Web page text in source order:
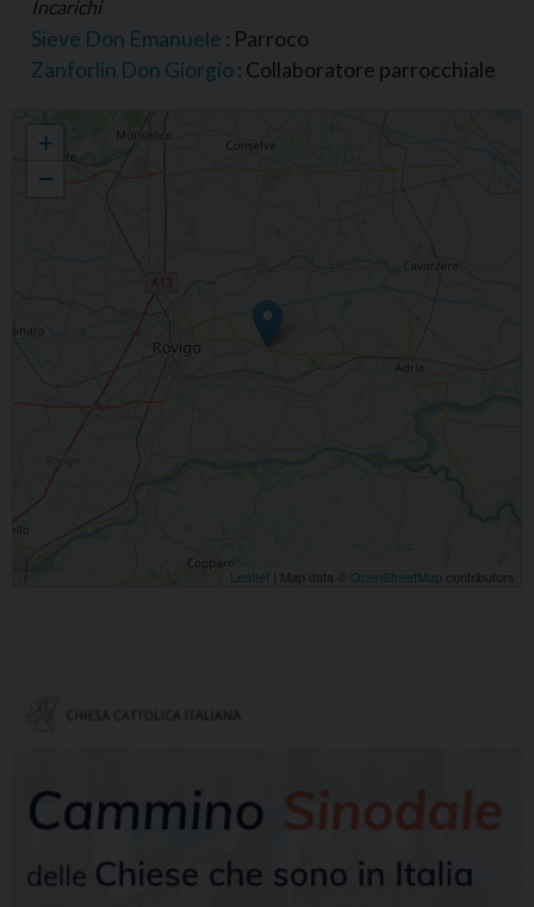
Incarichi
Sieve Don Emanuele : Parroco
Zanforlin Don Giorgio : Collaboratore parrocchiale
+
−
Leaflet | Map data © OpenStreetMap contributors